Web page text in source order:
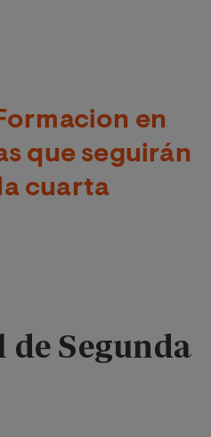
en
que seguirán
cuarta
Segunda